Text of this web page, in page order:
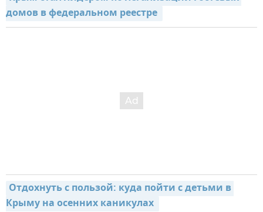
домов в федеральном реестре
Отдохнуть с пользой: куда пойти с детьми в
Крыму на осенних каникулах